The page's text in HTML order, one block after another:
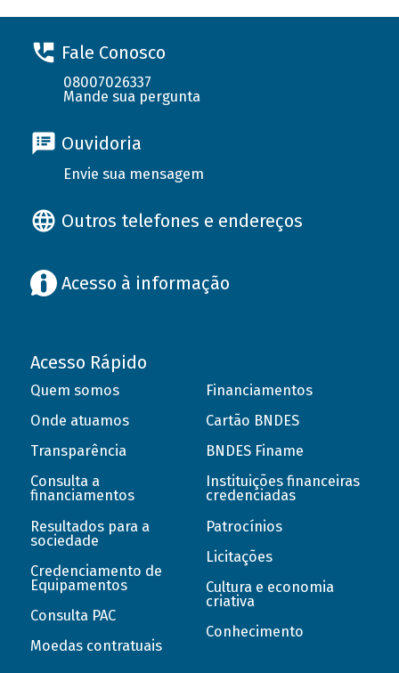
Fale Conosco
08007026337
Mande sua pergunta
Ouvidoria
Envie sua mensagem
Outros telefones e endereços
Acesso à informação
Acesso Rápido
Quem somos
Onde atuamos
Transparência
Consulta a
financiamentos
Resultados para a
sociedade
Credenciamento de
Equipamentos
Consulta PAC
Moedas contratuais
Financiamentos
Cartão BNDES
BNDES Finame
Instituições financeiras
credenciadas
Patrocínios
Licitações
Cultura e economia
criativa
Conhecimento